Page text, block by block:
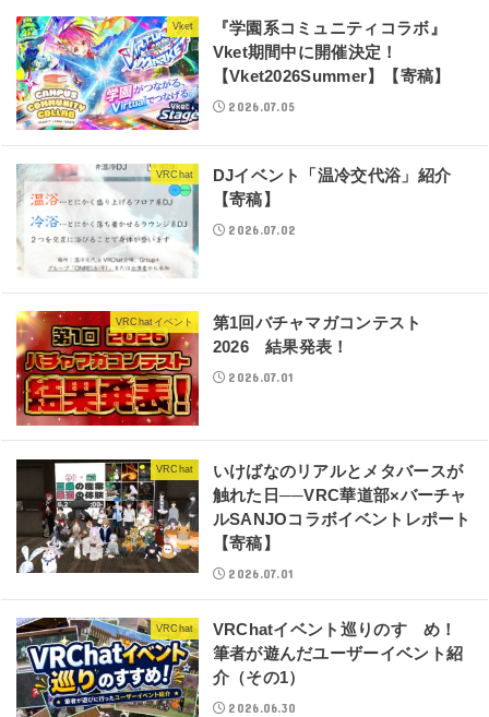
Vket
『学園系コミュニティコラボ』
Vket期間中に開催決定！
【Vket2026Summer】【寄稿】
2026.07.05
VRChat
DJイベント「温冷交代浴」紹介
【寄稿】
2026.07.02
VRChatイベント
第1回バチャマガコンテスト
2026 結果発表！
2026.07.01
VRChat
いけばなのリアルとメタバースが
触れた日──VRC華道部×バーチャ
ルSANJOコラボイベントレポート
【寄稿】
2026.07.01
VRChat
VRChatイベント巡りのすゝめ！
筆者が遊んだユーザーイベント紹
介（その1）
2026.06.30